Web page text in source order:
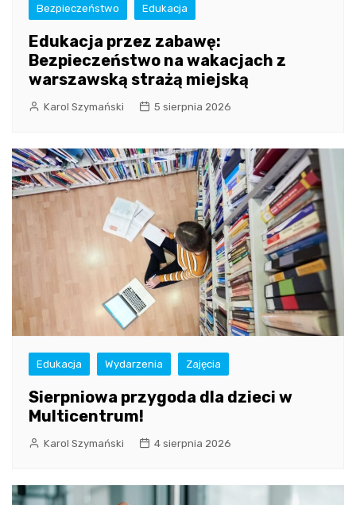
Bezpieczeństwo Edukacja
Edukacja przez zabawę:
Bezpieczeństwo na wakacjach z
warszawską strażą miejską
Karol Szymański 5 sierpnia 2026
Edukacja Wydarzenia Zajęcia
Sierpniowa przygoda dla dzieci w
Multicentrum!
Karol Szymański 4 sierpnia 2026